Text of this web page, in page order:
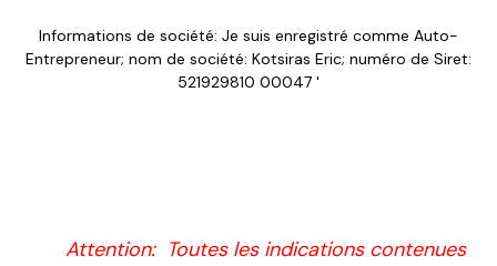
Informations de société: Je suis enregistré comme Auto-
Entrepreneur; nom de société: Kotsiras Eric; numéro de Siret:
521929810 00047 '
Attention: Toutes les indications contenues